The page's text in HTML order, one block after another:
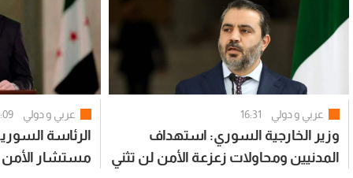
عربي و دولي 16:31
وزير الخارجية السوري: استهداف
المدنيين ومحاولات زعزعة الأمن لن تثني
عربي و دولي
الرئاسة
مستشار الأمن